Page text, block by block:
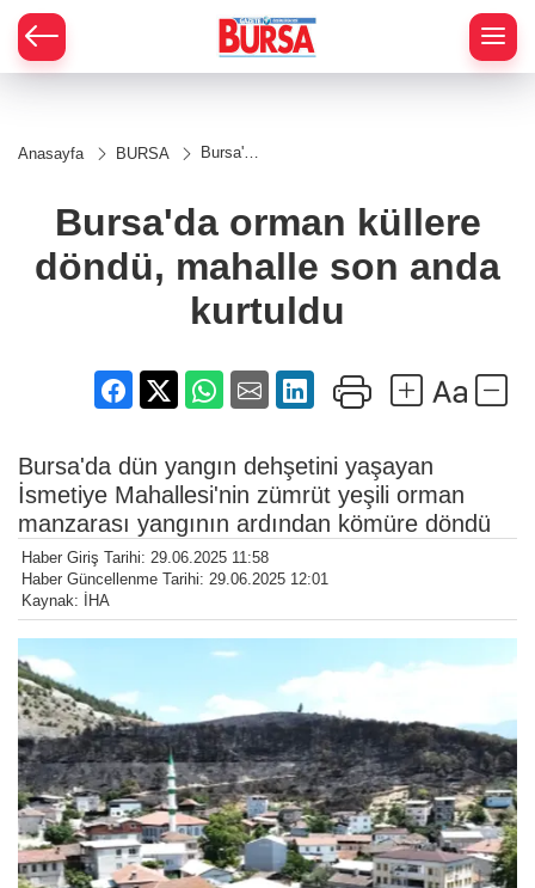
Anasayfa BURSA
Bursa'da
mahalle
anda
kurtuldu
Bursa'da orman küllere
döndü, mahalle son anda
kurtuldu
Bursa'da dün yangın dehşetini yaşayan
İsmetiye Mahallesi'nin zümrüt yeşili orman
manzarası yangının ardından kömüre döndü
Haber Giriş Tarihi: 29.06.2025 11:58
Haber Güncellenme Tarihi: 29.06.2025 12:01
Kaynak: İHA